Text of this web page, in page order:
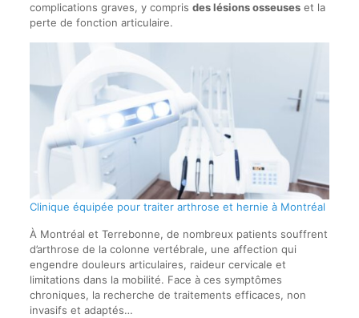
complications graves, y compris des lésions osseuseset la
perte de fonction articulaire.
Clinique équipée pour traiter arthrose et hernie à Montréal
À Montréal et Terrebonne, de nombreux patients souffrent
d’arthrose de la colonne vertébrale, une affection qui
engendre douleurs articulaires, raideur cervicale et
limitations dans la mobilité. Face à ces symptômes
chroniques, la recherche de traitements efficaces, non
invasifs et adaptés…